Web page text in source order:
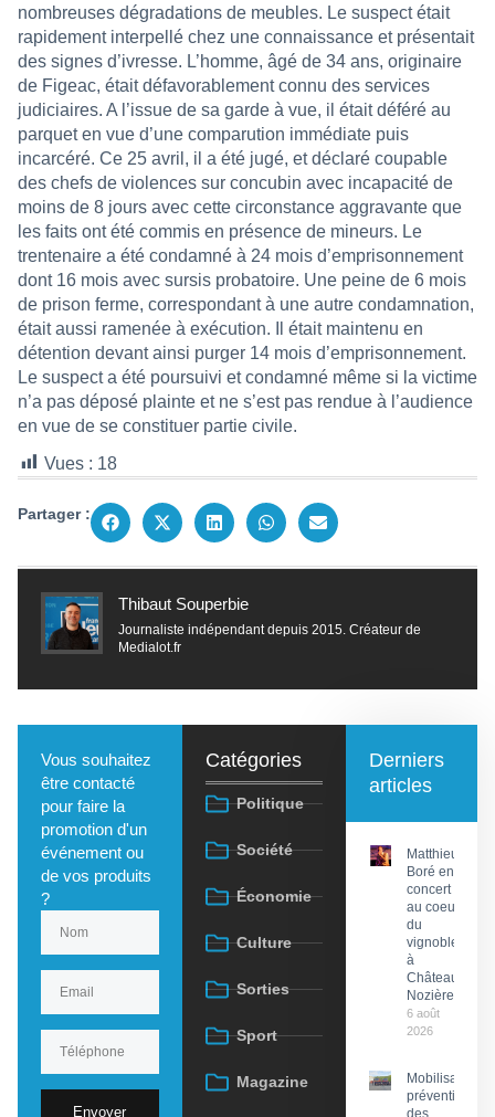
nombreuses dégradations de meubles. Le suspect était
rapidement interpellé chez une connaissance et présentait
des signes d’ivresse. L’homme, âgé de 34 ans, originaire
de Figeac, était défavorablement connu des services
judiciaires. A l’issue de sa garde à vue, il était déféré au
parquet en vue d’une comparution immédiate puis
incarcéré. Ce 25 avril, il a été jugé, et déclaré coupable
des chefs de violences sur concubin avec incapacité de
moins de 8 jours avec cette circonstance aggravante que
les faits ont été commis en présence de mineurs. Le
trentenaire a été condamné à 24 mois d’emprisonnement
dont 16 mois avec sursis probatoire. Une peine de 6 mois
de prison ferme, correspondant à une autre condamnation,
était aussi ramenée à exécution. Il était maintenu en
détention devant ainsi purger 14 mois d’emprisonnement.
Le suspect a été poursuivi et condamné même si la victime
n’a pas déposé plainte et ne s’est pas rendue à l’audience
en vue de se constituer partie civile.
Vues : 18
Partager :
Thibaut Souperbie
Journaliste indépendant depuis 2015. Créateur de
Medialot.fr
Vous souhaitez
être contacté
pour faire la
promotion d'un
événement ou
de vos produits
?
Envoyer
Catégories
Politique
Société
Économie
Culture
Sorties
Sport
Magazine
Derniers
articles
Matthieu
Boré en
concert
au coeur
du
vignoble
à
Château
Nozières
6 août
2026
Mobilisation
préventive
des